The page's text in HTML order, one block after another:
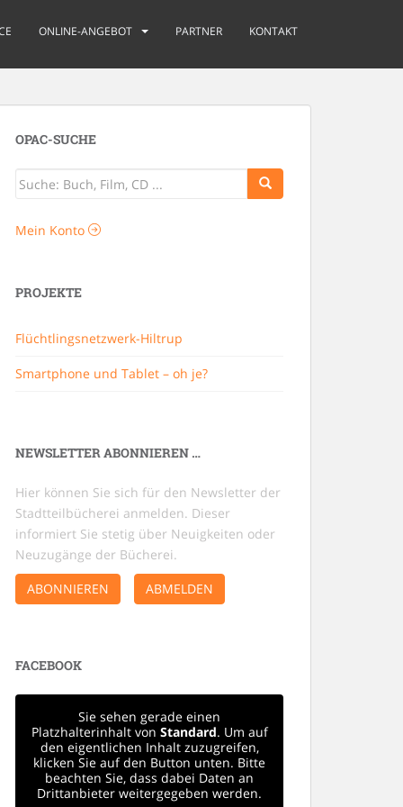
ONLINE-ANGEBOT PARTNER KONTAKT
OPAC-SUCHE
Mein Konto
PROJEKTE
Flüchtlingsnetzwerk-Hiltrup
Smartphone und Tablet – oh je?
NEWSLETTER ABONNIEREN …
Hier können Sie sich für den Newsletter der
Stadtteilbücherei anmelden. Dieser
informiert Sie stetig über Neuigkeiten oder
Neuzugänge der Bücherei.
ABONNIEREN
ABMELDEN
FACEBOOK
Sie sehen gerade einen
Platzhalterinhalt von Standard. Um auf
den eigentlichen Inhalt zuzugreifen,
klicken Sie auf den Button unten. Bitte
beachten Sie, dass dabei Daten an
Drittanbieter weitergegeben werden.